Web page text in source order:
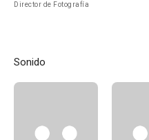
Director de Fotografía
Sonido